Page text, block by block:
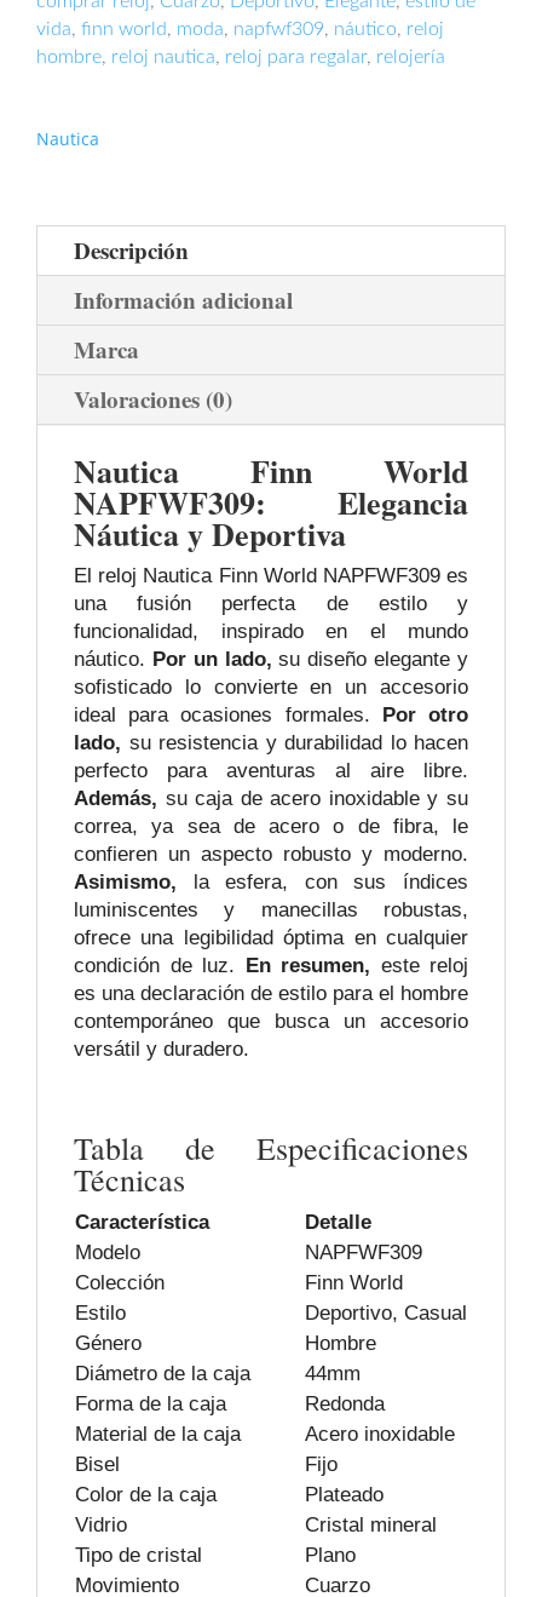
vida, finn world, moda, napfwf309, náutico, reloj
hombre, reloj nautica, reloj para regalar, relojería
Nautica
Descripción
Información adicional
Marca
Valoraciones (0)
Nautica Finn World
NAPFWF309: Elegancia
Náutica y Deportiva
El reloj Nautica Finn World NAPFWF309 es
una fusión perfecta de estilo y
funcionalidad, inspirado en el mundo
náutico. Por un lado, su diseño elegante y
sofisticado lo convierte en un accesorio
ideal para ocasiones formales.
Por otro
lado, su resistencia y durabilidad lo hacen
perfecto para aventuras al aire libre.
Además, su caja de acero inoxidable y su
correa, ya sea de acero o de fibra, le
confieren un aspecto robusto y moderno.
Asimismo, la esfera, con sus índices
luminiscentes y manecillas robustas,
ofrece una legibilidad óptima en cualquier
condición de luz.
En resumen, este reloj
es una declaración de estilo para el hombre
contemporáneo que busca un accesorio
versátil y duradero.
Tabla de Especificaciones
Técnicas
Característica
Detalle
Modelo
NAPFWF309
Colección
Finn World
Estilo
Deportivo, Casual
Género
Hombre
Diámetro de la caja
44mm
Forma de la caja
Redonda
Material de la caja
Acero inoxidable
Bisel
Fijo
Color de la caja
Plateado
Vidrio
Cristal mineral
Tipo de cristal
Plano
Movimiento
Cuarzo